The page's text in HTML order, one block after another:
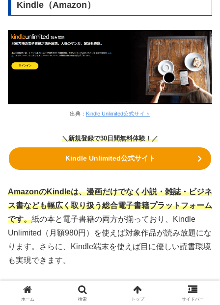
Kindle（Amazon）
出典： Kindle Unlimited公式サイト
＼新規登録で30日間無料体験！／
Kindle Unlimited公式サイト
AmazonのKindleは、漫画だけでなく小説・雑誌・ビジネ
ス書なども幅広く取り扱う総合電子書籍プラットフォーム
です。紙の本と電子書籍の両方が揃っており、Kindle
Unlimited（月額980円）を使えば対象作品が読み放題にな
ります。さらに、Kindle端末を使えば目に優しい読書環境
も実現できます。
一方で、めちゃコミックは完全にスマホ最適化された“漫
画特化型サービス”であり、Kindleのような横断的な書籍
ホーム 検索 トップ サイドバー